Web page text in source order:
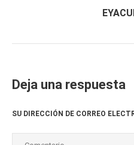
Deja una respuesta
SU DIRECCIÓN DE CORREO